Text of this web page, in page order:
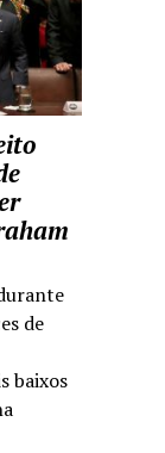
de
baixos